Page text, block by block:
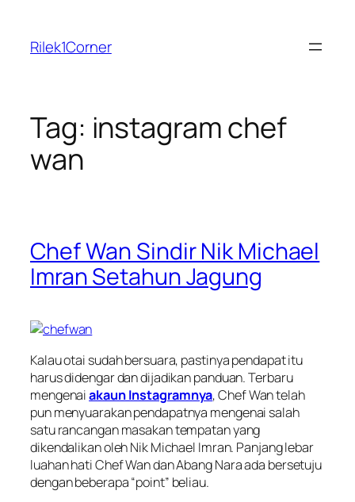
content
Rilek1Corner
Tag: instagram chef
wan
Chef Wan Sindir Nik Michael
Imran Setahun Jagung
Kalau otai sudah bersuara, pastinya pendapat itu
harus didengar dan dijadikan panduan. Terbaru
mengenaiakaun Instagramnya, Chef Wan telah
pun menyuarakan pendapatnya mengenai salah
satu rancangan masakan tempatan yang
dikendalikan oleh Nik Michael Imran. Panjang lebar
luahan hati Chef Wan dan Abang Nara ada bersetuju
dengan beberapa “point” beliau.